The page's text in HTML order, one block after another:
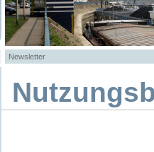
Newsletter